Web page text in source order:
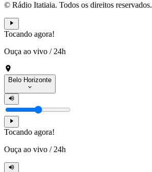
© Rádio Itatiaia. Todos os direitos reservados.
Tocando agora!
Ouça ao vivo / 24h
Belo Horizonte
Tocando agora!
Ouça ao vivo / 24h